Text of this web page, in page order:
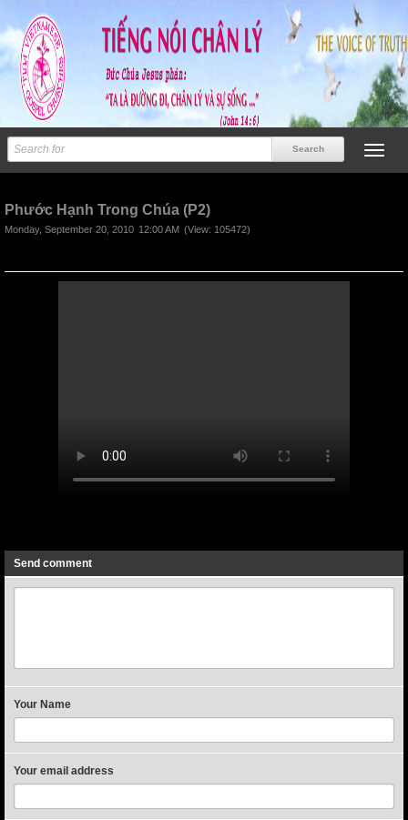
Phước Hạnh Trong Chúa (P2)
Monday, September 20, 2010 12:00 AM (View: 105472)
Send comment
Your Name
Your email address